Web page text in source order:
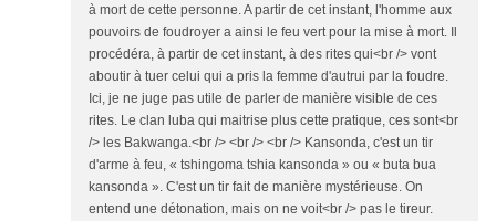
à mort de cette personne. A partir de cet instant, l'homme aux
pouvoirs de foudroyer a ainsi le feu vert pour la mise à mort. Il
procédéra, à partir de cet instant, à des rites qui<br /> vont
aboutir à tuer celui qui a pris la femme d'autrui par la foudre.
Ici, je ne juge pas utile de parler de manière visible de ces
rites. Le clan luba qui maitrise plus cette pratique, ces sont<br
/> les Bakwanga.<br /> <br /> <br /> Kansonda, c'est un tir
d'arme à feu, « tshingoma tshia kansonda » ou « buta bua
kansonda ». C'est un tir fait de manière mystérieuse. On
entend une détonation, mais on ne voit<br /> pas le tireur.